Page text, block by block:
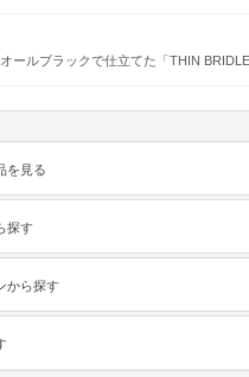
を見る
探す
から探す